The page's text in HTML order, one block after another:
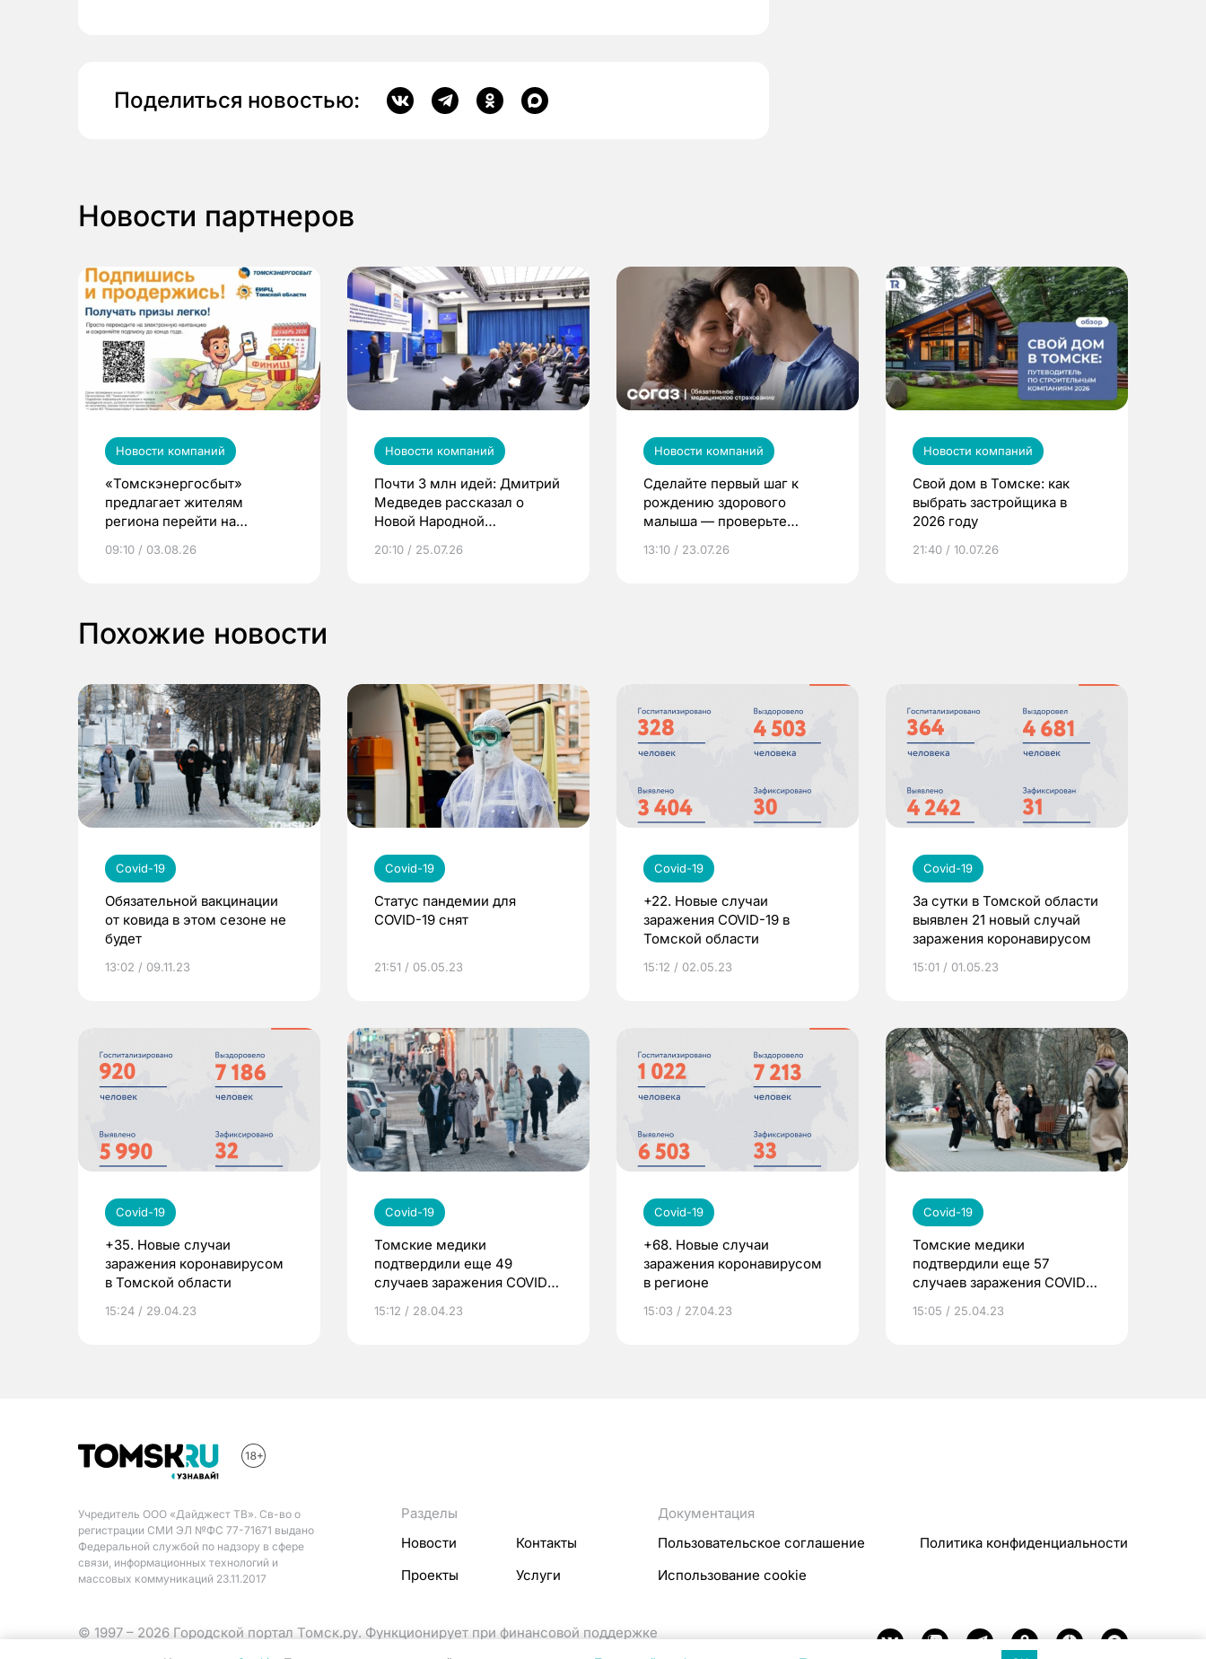
Поделиться новостью:
Новости партнеров
Новости компаний
«Томскэнергосбыт»
предлагает жителям
региона перейти на
выиграть призы
09:10 / 03.08.26
Новости компаний
Почти 3 млн идей: Дмитрий
Медведев рассказал о
Новой Народной
20:10 / 25.07.26
Новости компаний
Сделайте первый шаг к
рождению здорового
малыша — проверьте
по ОМС!
13:10 / 23.07.26
Новости компаний
Свой дом в Томске: как
выбрать застройщика в
2026 году
21:40 / 10.07.26
Похожие новости
Covid-19
Обязательной вакцинации
от ковида в этом сезоне не
будет
13:02 / 09.11.23
Covid-19
Статус пандемии для
COVID-19 снят
21:51 / 05.05.23
Covid-19
+22. Новые случаи
заражения COVID-19 в
Томской области
15:12 / 02.05.23
Covid-19
За сутки в Томской области
выявлен 21 новый случай
заражения коронавирусом
15:01 / 01.05.23
Covid-19
+35. Новые случаи
заражения коронавирусом
в Томской области
15:24 / 29.04.23
Covid-19
Томские медики
подтвердили еще 49
случаев заражения COVID-
15:12 / 28.04.23
Covid-19
+68. Новые случаи
заражения коронавирусом
в регионе
15:03 / 27.04.23
Covid-19
Томские медики
подтвердили еще 57
случаев заражения COVID-
15:05 / 25.04.23
Учредитель ООО «Дайджест ТВ». Св-во о
регистрации СМИ ЭЛ №ФС 77-71671 выдано
Федеральной службой по надзору в сфере
связи, информационных технологий и
массовых коммуникаций 23.11.2017
Разделы
Новости
Контакты
Проекты
Услуги
Документация
Пользовательское соглашение
Политика конфиденциальности
Использование cookie
© 1997 – 2026 Городской портал Томск.ру. Функционирует при финансовой поддержке